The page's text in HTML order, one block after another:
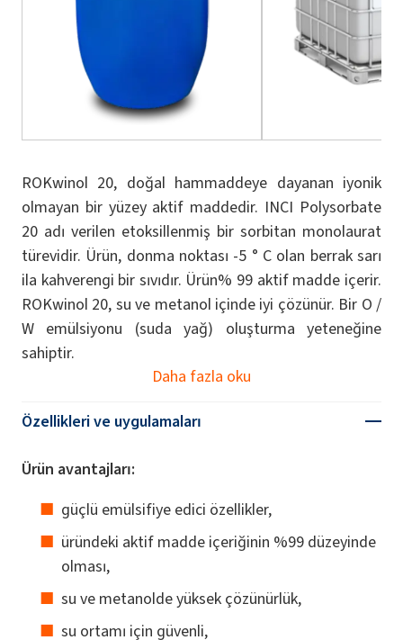
ROKwinol 20, doğal hammaddeye dayanan iyonik
olmayan bir yüzey aktif maddedir. INCI Polysorbate
20 adı verilen etoksillenmiş bir sorbitan monolaurat
türevidir. Ürün, donma noktası -5 ° C olan berrak sarı
ila kahverengi bir sıvıdır. Ürün% 99 aktif madde içerir.
ROKwinol 20, su ve metanol içinde iyi çözünür. Bir O /
W emülsiyonu (suda yağ) oluşturma yeteneğine
sahiptir.
Daha fazla oku
Özellikleri ve uygulamaları
Ürün avantajları:
güçlü emülsifiye edici özellikler,
üründeki aktif madde içeriğinin %99 düzeyinde
olması,
su ve metanolde yüksek çözünürlük,
su ortamı için güvenli,